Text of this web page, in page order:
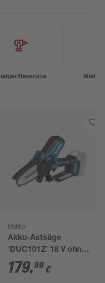
Makita
Akku-Astsäge
'DUC101Z' 18 V ohne
Akku
179,99 €